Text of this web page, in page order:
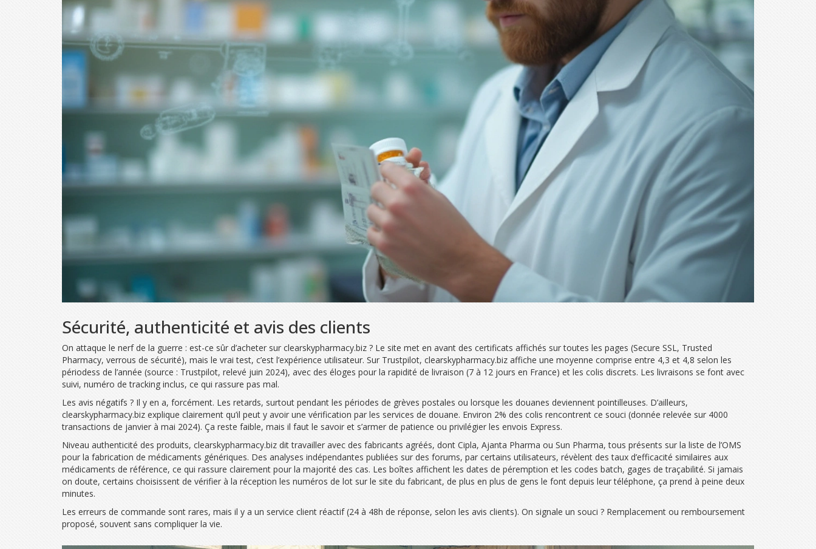
Sécurité, authenticité et avis des clients
On attaque le nerf de la guerre : est-ce sûr d’acheter sur clearskypharmacy.biz ? Le site met en avant des certificats affichés sur toutes les pages (Secure SSL, Trusted
Pharmacy, verrous de sécurité), mais le vrai test, c’est l’expérience utilisateur. Sur Trustpilot, clearskypharmacy.biz affiche une moyenne comprise entre 4,3 et 4,8 selon les
périodess de l’année (source : Trustpilot, relevé juin 2024), avec des éloges pour la rapidité de livraison (7 à 12 jours en France) et les colis discrets. Les livraisons se font avec
suivi, numéro de tracking inclus, ce qui rassure pas mal.
Les avis négatifs ? Il y en a, forcément. Les retards, surtout pendant les périodes de grèves postales ou lorsque les douanes deviennent pointilleuses. D’ailleurs,
clearskypharmacy.biz explique clairement qu’il peut y avoir une vérification par les services de douane. Environ 2% des colis rencontrent ce souci (donnée relevée sur 4000
transactions de janvier à mai 2024). Ça reste faible, mais il faut le savoir et s’armer de patience ou privilégier les envois Express.
Niveau authenticité des produits, clearskypharmacy.biz dit travailler avec des fabricants agréés, dont Cipla, Ajanta Pharma ou Sun Pharma, tous présents sur la liste de l’OMS
pour la fabrication de médicaments génériques. Des analyses indépendantes publiées sur des forums, par certains utilisateurs, révèlent des taux d’efficacité similaires aux
médicaments de référence, ce qui rassure clairement pour la majorité des cas. Les boîtes affichent les dates de péremption et les codes batch, gages de traçabilité. Si jamais
on doute, certains choisissent de vérifier à la réception les numéros de lot sur le site du fabricant, de plus en plus de gens le font depuis leur téléphone, ça prend à peine deux
minutes.
Les erreurs de commande sont rares, mais il y a un service client réactif (24 à 48h de réponse, selon les avis clients). On signale un souci ? Remplacement ou remboursement
proposé, souvent sans compliquer la vie.